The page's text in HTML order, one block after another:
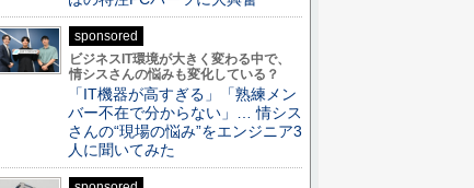
sponsored
ビジネスIT環境が大きく変わる中で、
情シスさんの悩みも変化している？
「IT機器が高すぎる」「熟練メン
バー不在で分からない」… 情シス
さんの“現場の悩み”をエンジニア3
人に聞いてみた